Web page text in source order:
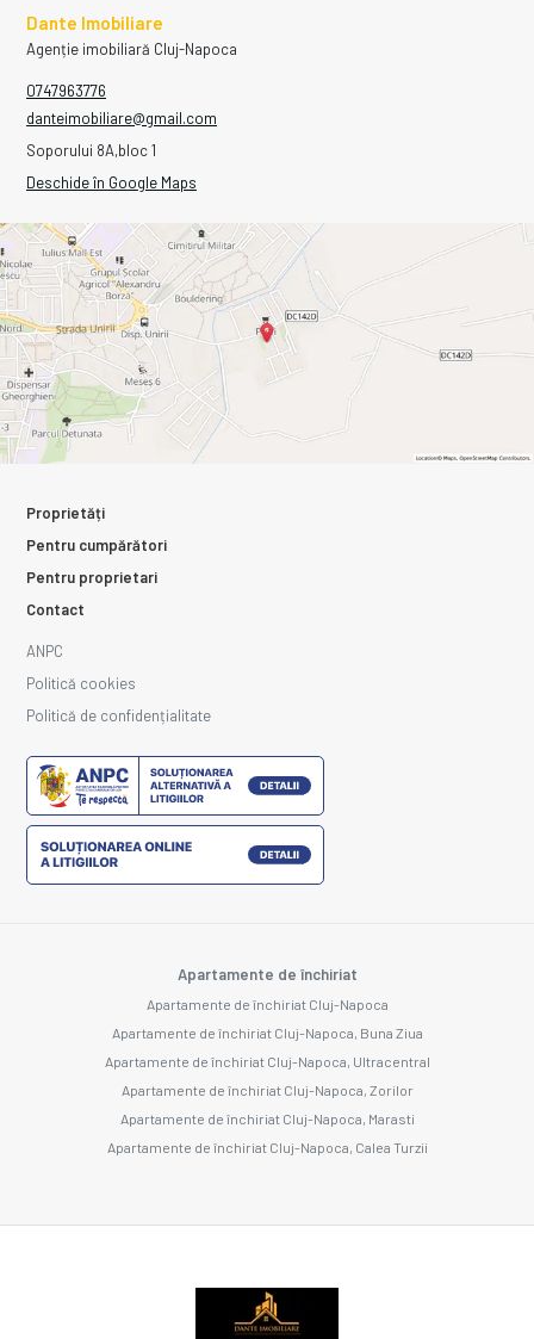
Dante Imobiliare
Agenție imobiliară Cluj-Napoca
0747963776
danteimobiliare@gmail.com
Soporului 8A,bloc 1
Deschide în Google Maps
Proprietăți
Pentru cumpărători
Pentru proprietari
Contact
ANPC
Politică cookies
Politică de confidențialitate
Apartamente de închiriat
Apartamente de închiriat Cluj-Napoca
Apartamente de închiriat Cluj-Napoca, Buna Ziua
Apartamente de închiriat Cluj-Napoca, Ultracentral
Apartamente de închiriat Cluj-Napoca, Zorilor
Apartamente de închiriat Cluj-Napoca, Marasti
Apartamente de închiriat Cluj-Napoca, Calea Turzii